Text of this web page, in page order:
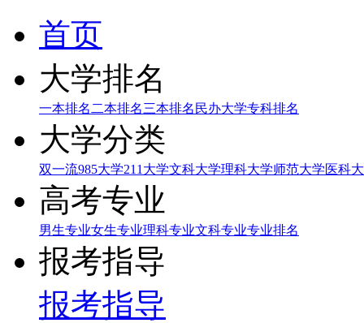
首页
大学排名
一本排名 二本排名三本排名 民办大学专科排名
大学分类
双一流985大学211大学文科大学理科大学师范大学医科
高考专业
男生专业女生专业理科专业文科专业专业排名
报考指导
报考指导